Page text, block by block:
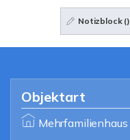
Notizblock ()
Objektart
Mehrfamilienhaus